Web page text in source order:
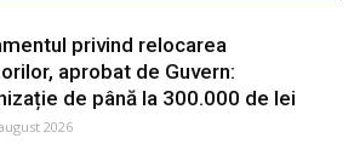
privind relocarea
aprobat de Guvern:
de până la 300.000 de lei
2026